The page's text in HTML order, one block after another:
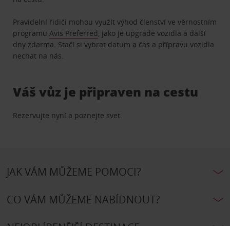
Pravidelní řidiči mohou využít výhod členství ve věrnostním
programuAvis Preferred, jako je upgrade vozidla a další
dny zdarma. Stačí si vybrat datum a čas a přípravu vozidla
nechat na nás.
Váš vůz je připraven na cestu
Rezervujte nyní a poznejte svet.
JAK VÁM MŮŽEME POMOCI?
CO VÁM MŮŽEME NABÍDNOUT?